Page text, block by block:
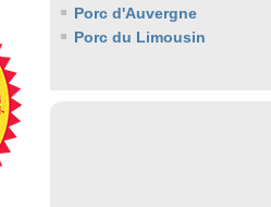
Porc d'Auvergne
Porc du Limousin